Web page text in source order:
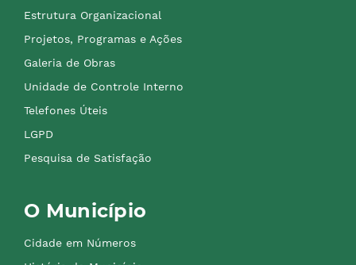
Estrutura Organizacional
Projetos, Programas e Ações
Galeria de Obras
Unidade de Controle Interno
Telefones Úteis
LGPD
Pesquisa de Satisfação
O Município
Cidade em Números